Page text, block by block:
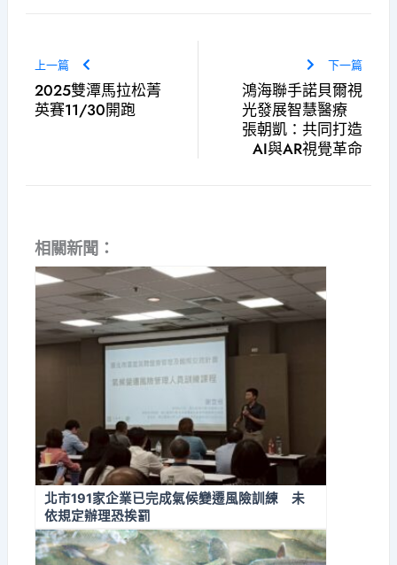
上一篇
2025雙潭馬拉松菁
英賽11/30開跑
下一篇
鴻海聯手諾貝爾視
光發展智慧醫療
張朝凱：共同打造
AI與AR視覺革命
相關新聞：
北市191家企業已完成氣候變遷風險訓練 未
依規定辦理恐挨罰